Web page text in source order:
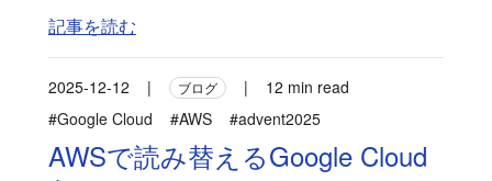
記事を読む
2025-12-12 | ブログ |
12 min read
#Google Cloud
#AWS #advent2025
AWSで読み替えるGoogle Cloud